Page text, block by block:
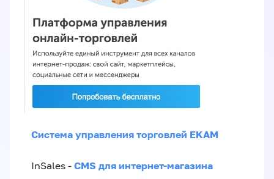
Система управления торговлей EKAM
InSales - CMS для интернет-магазина